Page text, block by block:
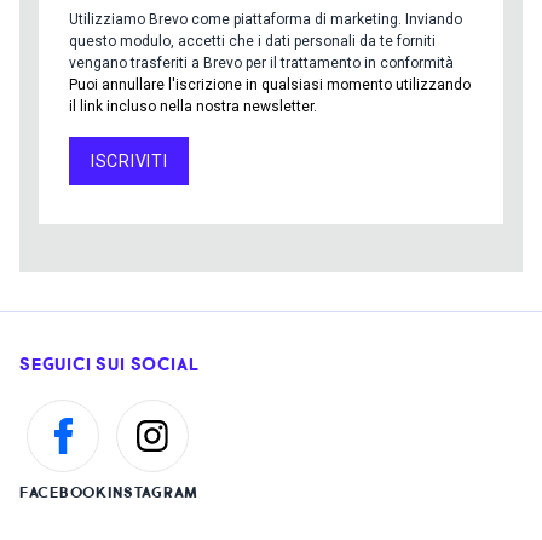
Utilizziamo Brevo come piattaforma di marketing. Inviando
questo modulo, accetti che i dati personali da te forniti
vengano trasferiti a Brevo per il trattamento in conformità
Puoi annullare l'iscrizione in qualsiasi momento utilizzando
il link incluso nella nostra newsletter.
ISCRIVITI
SEGUICI SUI SOCIAL
FACEBOOKINSTAGRAM